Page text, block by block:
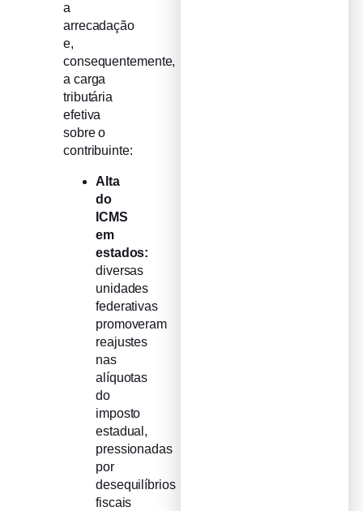
a
arrecadação
e,
consequentemente,
a carga
tributária
efetiva
sobre o
contribuinte:
Alta
do
ICMS
em
estados:
diversas
unidades
federativas
promoveram
reajustes
nas
alíquotas
do
imposto
estadual,
pressionadas
por
desequilíbrios
fiscais